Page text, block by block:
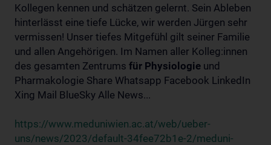
Kollegen kennen und schätzen gelernt. Sein Ableben
hinterlässt eine tiefe Lücke, wir werden Jürgen sehr
vermissen! Unser tiefes Mitgefühl gilt seiner Familie
und allen Angehörigen. Im Namen aller Kolleg:innen
des gesamten Zentrums für Physiologie und
Pharmakologie Share Whatsapp Facebook LinkedIn
Xing Mail BlueSky Alle News...
https://www.meduniwien.ac.at/web/ueber-
uns/news/2023/default-34fee72b1e-2/meduni-